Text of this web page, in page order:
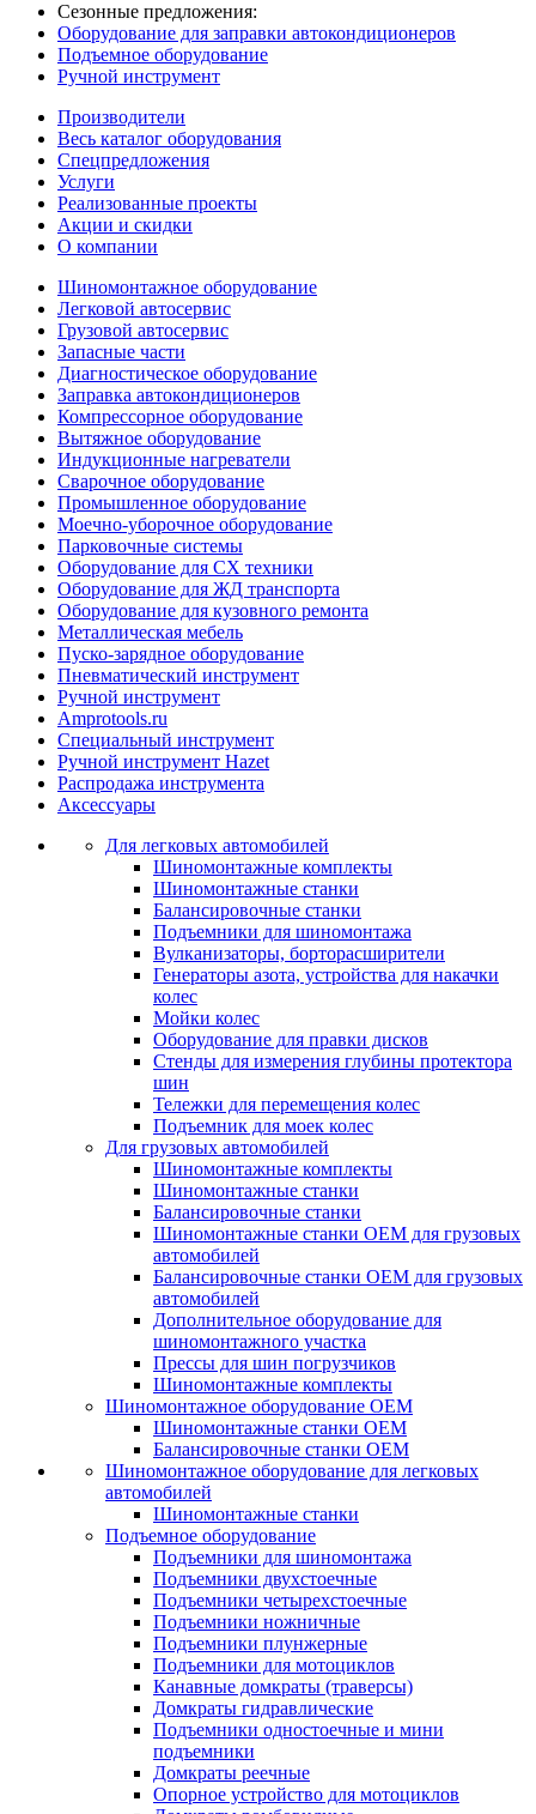
Сезонные предложения:
Оборудование для заправки автокондиционеров
Подъемное оборудование
Ручной инструмент
Производители
Весь каталог оборудования
Спецпредложения
Услуги
Реализованные проекты
Акции и скидки
О компании
Шиномонтажное оборудование
Легковой автосервис
Грузовой автосервис
Запасные части
Диагностическое оборудование
Заправка автокондиционеров
Компрессорное оборудование
Вытяжное оборудование
Индукционные нагреватели
Сварочное оборудование
Промышленное оборудование
Моечно-уборочное оборудование
Парковочные системы
Оборудование для СХ техники
Оборудование для ЖД транспорта
Оборудование для кузовного ремонта
Металлическая мебель
Пуско-зарядное оборудование
Пневматический инструмент
Ручной инструмент
Amprotools.ru
Специальный инструмент
Ручной инструмент Hazet
Распродажа инструмента
Аксессуары
Для легковых автомобилей
Шиномонтажные комплекты
Шиномонтажные станки
Балансировочные станки
Подъемники для шиномонтажа
Вулканизаторы, борторасширители
Генераторы азота, устройства для накачки
колес
Мойки колес
Оборудование для правки дисков
Стенды для измерения глубины протектора
шин
Тележки для перемещения колес
Подъемник для моек колеc
Для грузовых автомобилей
Шиномонтажные комплекты
Шиномонтажные станки
Балансировочные станки
Шиномонтажные станки ОЕМ для грузовых
автомобилей
Балансировочные станки ОЕМ для грузовых
автомобилей
Дополнительное оборудование для
шиномонтажного участка
Прессы для шин погрузчиков
Шиномонтажные комплекты
Шиномонтажное оборудование ОЕМ
Шиномонтажные станки ОЕМ
Балансировочные станки ОЕМ
Шиномонтажное оборудование для легковых
автомобилей
Шиномонтажные станки
Подъемное оборудование
Подъемники для шиномонтажа
Подъемники двухстоечные
Подъемники четырехстоечные
Подъемники ножничные
Подъемники плунжерные
Подъемники для мотоциклов
Канавные домкраты (траверсы)
Домкраты гидравлические
Подъемники одностоечные и мини
подъемники
Домкраты реечные
Опорное устройство для мотоциклов